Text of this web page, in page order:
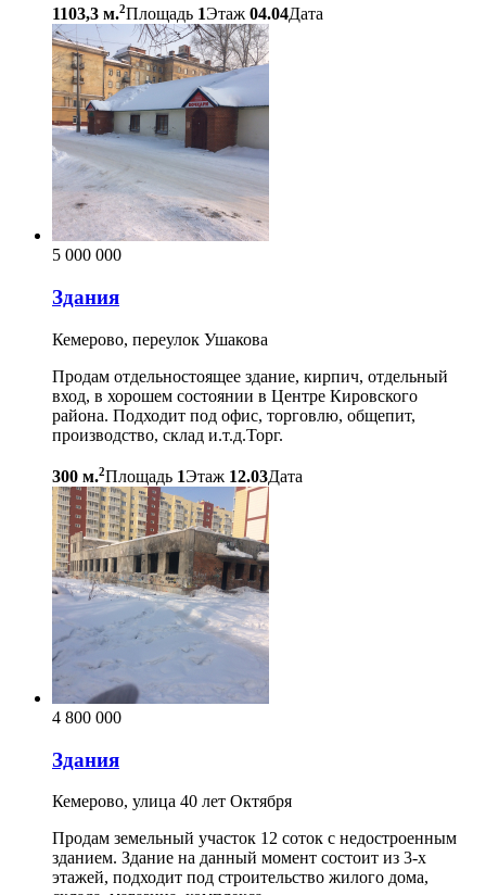
1103,3 м.2Площадь 1Этаж 04.04Дата
5 000 000
Здания
Кемерово, переулок Ушакова
Продам отдельностоящее здание, кирпич, отдельный
вход, в хорошем состоянии в Центре Кировского
района. Подходит под офис, торговлю, общепит,
производство, склад и.т.д.Торг.
300 м.2Площадь 1Этаж 12.03Дата
4 800 000
Здания
Кемерово, улица 40 лет Октября
Продам земельный участок 12 соток с недостроенным
зданием. Здание на данный момент состоит из 3-х
этажей, подходит под строительство жилого дома,